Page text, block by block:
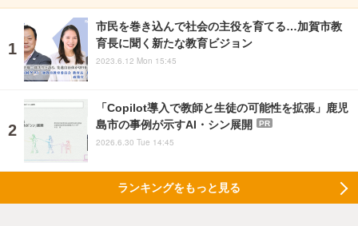
市民を巻き込んで社会の主役を育てる…加賀市教
育長に聞く新たな教育ビジョン
2023.6.12 Mon 15:45
「Copilot導入で教師と生徒の可能性を拡張」鹿児
島市の事例が示すAI・シン展開
PR
2026.6.30 Tue 14:45
ランキングをもっと見る